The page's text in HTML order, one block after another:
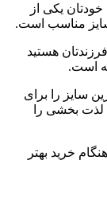
یکی از
سایز مناسب است.
هستید
است.
سایز را برای
بخشی را
خرید بهتر